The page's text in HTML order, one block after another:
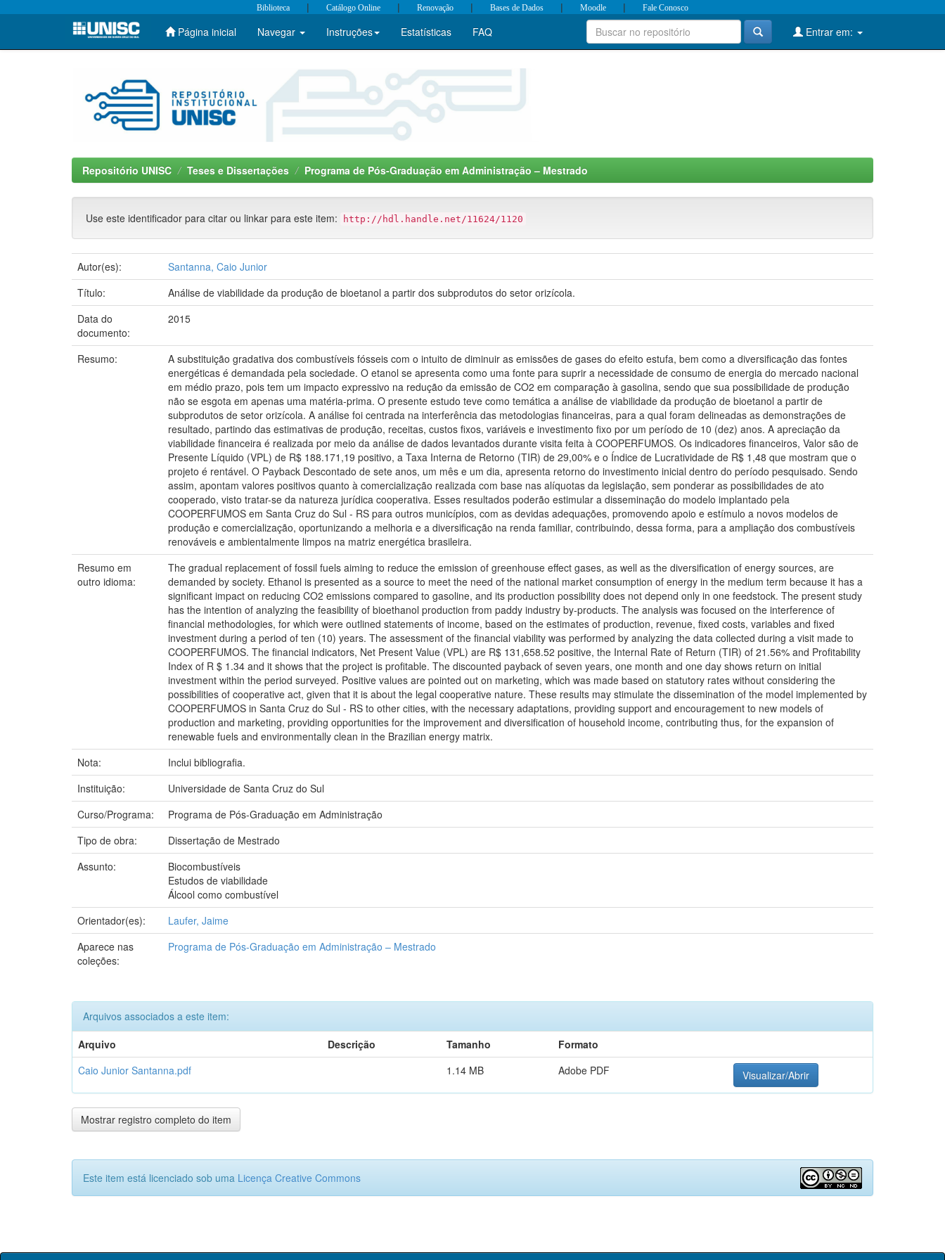
Skip
Biblioteca | Catálogo Online | Renovação | Bases de Dados | Moodle | Fale Conosco
Página inicial Navegar Instruções Estatísticas FAQ Entrar em:
Repositório UNISC Teses e Dissertações Programa de Pós-Graduação em Administração – Mestrado
Use este identificador para citar ou linkar para este item: http://hdl.handle.net/11624/1120
Autor(es):
Santanna, Caio Junior
Título:
Análise de viabilidade da produção de bioetanol a partir dos subprodutos do setor orizícola.
Data do
documento:
2015
Resumo:
A substituição gradativa dos combustíveis fósseis com o intuito de diminuir as emissões de gases do efeito estufa, bem como a diversificação das fontes
energéticas é demandada pela sociedade. O etanol se apresenta como uma fonte para suprir a necessidade de consumo de energia do mercado nacional
em médio prazo, pois tem um impacto expressivo na redução da emissão de CO2 em comparação à gasolina, sendo que sua possibilidade de produção
não se esgota em apenas uma matéria-prima. O presente estudo teve como temática a análise de viabilidade da produção de bioetanol a partir de
subprodutos de setor orizícola. A análise foi centrada na interferência das metodologias financeiras, para a qual foram delineadas as demonstrações de
resultado, partindo das estimativas de produção, receitas, custos fixos, variáveis e investimento fixo por um período de 10 (dez) anos. A apreciação da
viabilidade financeira é realizada por meio da análise de dados levantados durante visita feita à COOPERFUMOS. Os indicadores financeiros, Valor são de
Presente Líquido (VPL) de R$ 188.171,19 positivo, a Taxa Interna de Retorno (TIR) de 29,00% e o Índice de Lucratividade de R$ 1,48 que mostram que o
projeto é rentável. O Payback Descontado de sete anos, um mês e um dia, apresenta retorno do investimento inicial dentro do período pesquisado. Sendo
assim, apontam valores positivos quanto à comercialização realizada com base nas alíquotas da legislação, sem ponderar as possibilidades de ato
cooperado, visto tratar-se da natureza jurídica cooperativa. Esses resultados poderão estimular a disseminação do modelo implantado pela
COOPERFUMOS em Santa Cruz do Sul - RS para outros municípios, com as devidas adequações, promovendo apoio e estímulo a novos modelos de
produção e comercialização, oportunizando a melhoria e a diversificação na renda familiar, contribuindo, dessa forma, para a ampliação dos combustíveis
renováveis e ambientalmente limpos na matriz energética brasileira.
Resumo em
outro idioma:
The gradual replacement of fossil fuels aiming to reduce the emission of greenhouse effect gases, as well as the diversification of energy sources, are
demanded by society. Ethanol is presented as a source to meet the need of the national market consumption of energy in the medium term because it has a
significant impact on reducing CO2 emissions compared to gasoline, and its production possibility does not depend only in one feedstock. The present study
has the intention of analyzing the feasibility of bioethanol production from paddy industry by-products. The analysis was focused on the interference of
financial methodologies, for which were outlined statements of income, based on the estimates of production, revenue, fixed costs, variables and fixed
investment during a period of ten (10) years. The assessment of the financial viability was performed by analyzing the data collected during a visit made to
COOPERFUMOS. The financial indicators, Net Present Value (VPL) are R$ 131,658.52 positive, the Internal Rate of Return (TIR) of 21.56% and Profitability
Index of R $ 1.34 and it shows that the project is profitable. The discounted payback of seven years, one month and one day shows return on initial
investment within the period surveyed. Positive values are pointed out on marketing, which was made based on statutory rates without considering the
possibilities of cooperative act, given that it is about the legal cooperative nature. These results may stimulate the dissemination of the model implemented by
COOPERFUMOS in Santa Cruz do Sul - RS to other cities, with the necessary adaptations, providing support and encouragement to new models of
production and marketing, providing opportunities for the improvement and diversification of household income, contributing thus, for the expansion of
renewable fuels and environmentally clean in the Brazilian energy matrix.
Nota:
Inclui bibliografia.
Instituição:
Universidade de Santa Cruz do Sul
Curso/Programa:
Programa de Pós-Graduação em Administração
Tipo de obra:
Dissertação de Mestrado
Assunto:
Biocombustíveis
Estudos de viabilidade
Álcool como combustível
Orientador(es):
Laufer, Jaime
Aparece nas
coleções:
Programa de Pós-Graduação em Administração – Mestrado
Arquivos associados a este item:
Arquivo
Descrição Tamanho
Formato
Caio Junior Santanna.pdf
1.14 MB Adobe PDF Visualizar/Abrir
Mostrar registro completo do item
Este item está licenciado sob uma Licença Creative Commons